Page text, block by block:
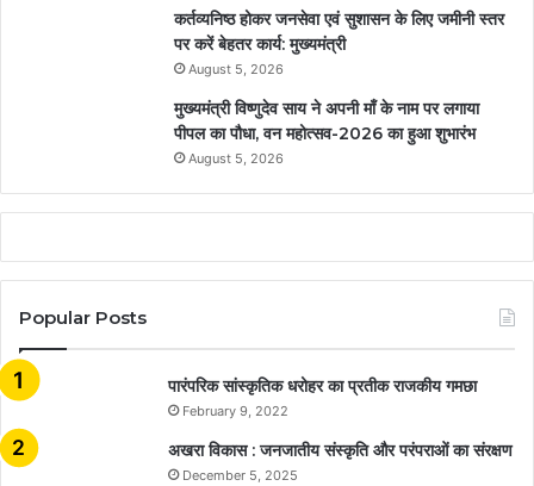
कर्तव्यनिष्ठ होकर जनसेवा एवं सुशासन के लिए जमीनी स्तर
पर करें बेहतर कार्य: मुख्यमंत्री
August 5, 2026
मुख्यमंत्री विष्णुदेव साय ने अपनी माँ के नाम पर लगाया
पीपल का पौधा, वन महोत्सव-2026 का हुआ शुभारंभ
August 5, 2026
Popular Posts
​​​​​​​पारंपरिक सांस्कृतिक धरोहर का प्रतीक राजकीय गमछा
February 9, 2022
अखरा विकास : जनजातीय संस्कृति और परंपराओं का संरक्षण
December 5, 2025